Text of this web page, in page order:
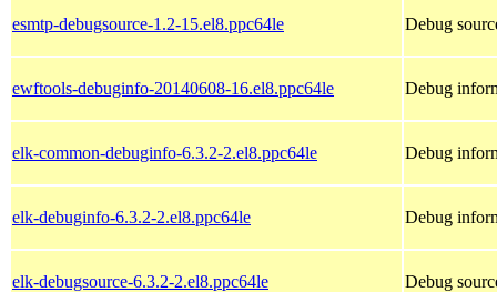
esmtp-debugsource-1.2-15.el8.ppc64le Debug
ewftools-debuginfo-20140608-16.el8.ppc64le Debug
elk-common-debuginfo-6.3.2-2.el8.ppc64le Debug
elk-debuginfo-6.3.2-2.el8.ppc64le Debug
elk-debugsource-6.3.2-2.el8.ppc64le Debug